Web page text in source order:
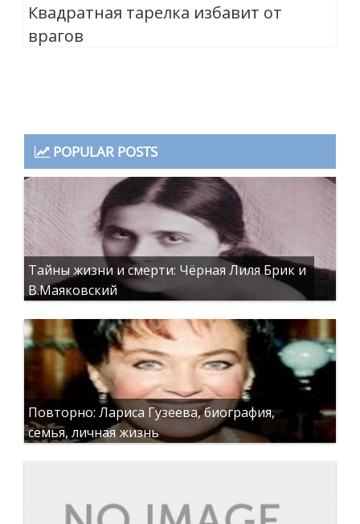
Квадратная тарелка избавит от
врагов
POPULAR POSTS
Тайны жизни и смерти: Чёрная Лиля Брик и
В.Маяковский
Повторно: Лариса Гузеева, биография,
семья, личная жизнь